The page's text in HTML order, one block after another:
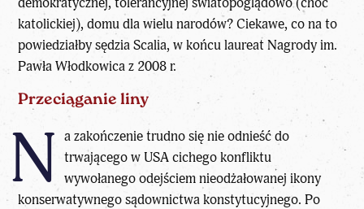
katolickiej), domu dla wielu narodów? Ciekawe, co na to
powiedziałby sędzia Scalia, w końcu laureat Nagrody im.
Pawła Włodkowica z 2008 r.
Przeciąganie liny
N a zakończenie trudno się nie odnieść do
trwającego w USA cichego konfliktu
wywołanego odejściem nieodżałowanej ikony
konserwatywnego sądownictwa konstytucyjnego. Po